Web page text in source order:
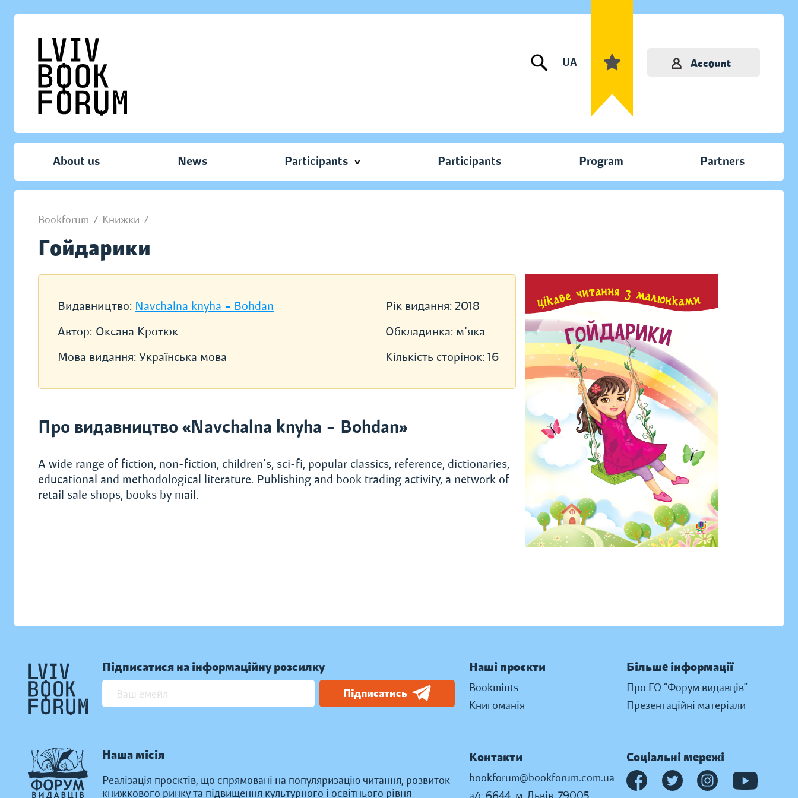
UA Account
About us News Participants Participants Program Partners
Bookforum / Книжки /
Гойдарики
Видавництво: Navchalna knyha – Bohdan
Автор: Оксана Кротюк
Мова видання: Українська мова
Рік видання: 2018
Обкладинка: м'яка
Кількість сторінок: 16
Про видавництво «Navchalna knyha – Bohdan»
A wide range of fiction, non-fiction, children's, sci-fi, popular classics, reference, dictionaries,
educational and methodological literature. Publishing and book trading activity, a network of
retail sale shops, books by mail.
Підписатися на інформаційну розсилку
Підписатись
Наша місія
Реалізація проєктів, що спрямовані на популяризацію читання, розвиток
книжкового ринку та підвищення культурного і освітнього рівня
Наші проєкти
Bookmints
Книгоманія
Більше інформації
Про ГО “Форум видавців”
Презентаційні матеріали
Контакти
bookforum@bookforum.com.ua
Соціальні мережі